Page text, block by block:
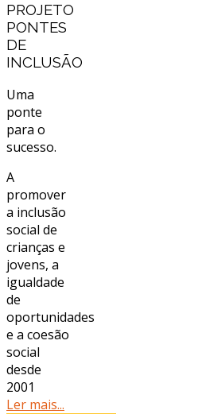
PROJETO
PONTES
DE
INCLUSÃO
Uma
ponte
para o
sucesso.
A
promover
a inclusão
social de
crianças e
jovens, a
igualdade
de
oportunidades
e a coesão
social
desde
2001
Ler mais...